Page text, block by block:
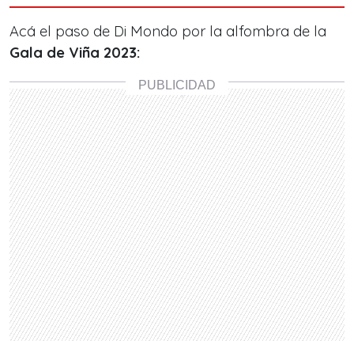
Acá el paso de Di Mondo por la alfombra de la
Gala de Viña 2023: